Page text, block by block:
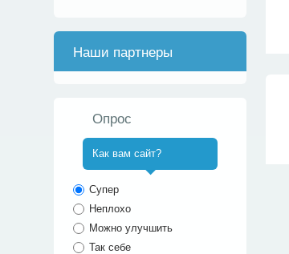
Наши партнеры
Опрос
Как вам сайт?
Супер
Неплохо
Можно улучшить
Так себе